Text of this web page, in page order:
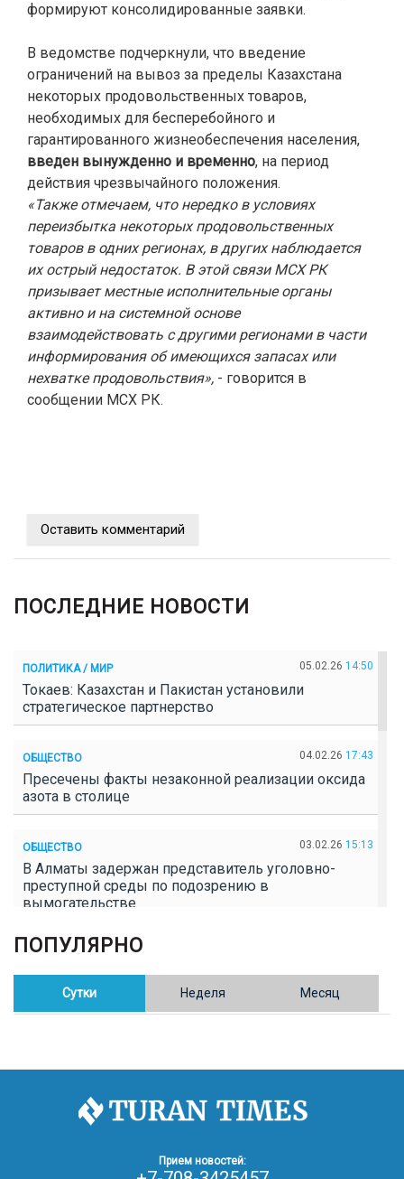
формируют консолидированные заявки.
В ведомстве подчеркнули, что введение
ограничений на вывоз за пределы Казахстана
некоторых продовольственных товаров,
необходимых для бесперебойного и
гарантированного жизнеобеспечения населения,
введен вынужденно и временно, на период
действия чрезвычайного положения.
«Также отмечаем, что нередко в условиях
переизбытка некоторых продовольственных
товаров в одних регионах, в других наблюдается
их острый недостаток. В этой связи МСХ РК
призывает местные исполнительные органы
активно и на системной основе
взаимодействовать с другими регионами в части
информирования об имеющихся запасах или
нехватке продовольствия», - говорится в
сообщении МСХ РК.
Оставить комментарий
ПОСЛЕДНИЕ НОВОСТИ
ПОЛИТИКА / МИР 05.02.26 14:50
Токаев: Казахстан и Пакистан установили
стратегическое партнерство
ОБЩЕСТВО 04.02.26 17:43
Пресечены факты незаконной реализации оксида
азота в столице
ОБЩЕСТВО 03.02.26 15:13
В Алматы задержан представитель уголовно-
преступной среды по подозрению в
вымогательстве
ОБЩЕСТВО
Полицейские пресекли незаконное выращивание
конопли в Таразе
Казахстан возглавил Договор о зоне, свободной от
8 тыс. жителей Степногорска получили перерасчёт
за тепло после проверки прокуратуры
ПОПУЛЯРНО
Сутки Неделя Месяц
Прием новостей: